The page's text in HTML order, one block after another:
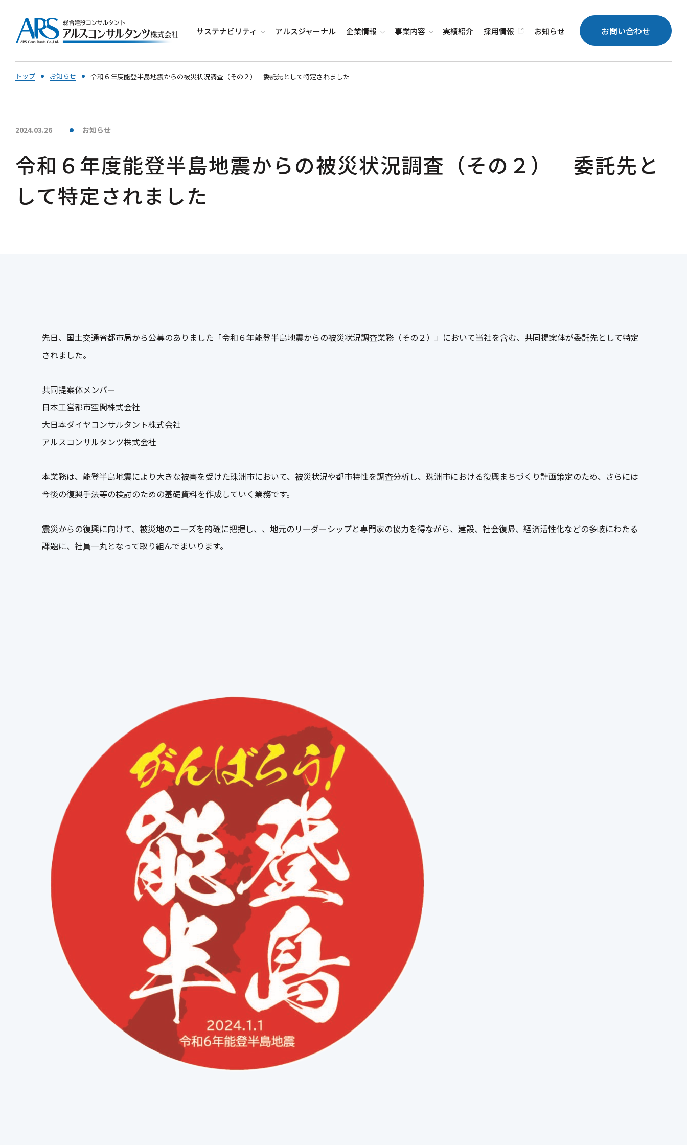
サステナビリティ アルスジャーナル 企業情報 事業内容 実績紹介 採用情報 お知らせ お問い合わせ
トップ お知らせ 令和６年度能登半島地震からの被災状況調査（その２） 委託先として特定されました
2024.03.26 お知らせ
令和６年度能登半島地震からの被災状況調査（その２） 委託先と
して特定されました
先日、国土交通省都市局から公募のありました「令和６年能登半島地震からの被災状況調査業務（その２）」において当社を含む、共同提案体が委託先として特定
されました。
共同提案体メンバー
日本工営都市空間株式会社
大日本ダイヤコンサルタント株式会社
アルスコンサルタンツ株式会社
本業務は、能登半島地震により大きな被害を受けた珠洲市において、被災状況や都市特性を調査分析し、珠洲市における復興まちづくり計画策定のため、さらには
今後の復興手法等の検討のための基礎資料を作成していく業務です。
震災からの復興に向けて、被災地のニーズを的確に把握し、、地元のリーダーシップと専門家の協力を得ながら、建設、社会復帰、経済活性化などの多岐にわたる
課題に、社員一丸となって取り組んでまいります。